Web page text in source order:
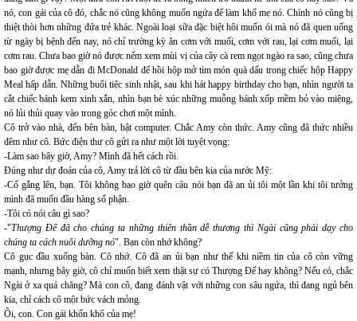
nó, con gái của cô đó, chắc nó cũng không muốn ngứa để làm khổ mẹ nó. Chính nó cũng bị
thiệt thòi hơn những đứa trẻ khác. Ngoài loại sữa đặc biệt hôi muốn ói mà nó đã quen uống
từ ngày bị bệnh đến nay, nó chỉ trường kỳ ăn cơm với muối, cơm với rau, lại cơm muối, lại
cơm rau. Chưa bao giờ nó được nếm xem mùi vị của cây cà rem ngọt ngào ra sao, cũng chưa
bao giờ được mẹ dẫn đi McDonald để hồi hộp mở tìm món quà dấu trong chiếc hộp Happy
Meal hấp dẫn. Những buổi tiệc sinh nhật, sau khi hát happy birthday cho bạn, nhìn người ta
cắt chiếc bánh kem xinh xắn, nhìn bạn bè xúc những muỗng bánh xốp mềm bỏ vào miệng,
nó lủi thủi quay vào trong góc chơi một mình.
Cô trở vào nhà, đến bên bàn, bật computer. Chắc Amy còn thức. Amy cũng đã thức nhiều
đêm như cô. Bức điện thư cô gửi ra như một lời tuyệt vọng:
-Làm sao bây giờ, Amy? Mình đã hết cách rồi.
Đúng như dự đoán của cô, Amy trả lời cô từ đầu bên kia của nước Mỹ:
-Cố gắng lên, bạn. Tôi không bao giờ quên câu nói bạn đã an ủi tôi một lần khi tôi tưởng
mình đã muốn đầu hàng số phận.
-Tôi có nói câu gì sao?
-"Thượng Đế đã cho chúng ta những thiên thần dễ thương thì Ngài cũng phải dạy cho
chúng ta cách nuôi dưỡng nó". Bạn còn nhớ không?
Cô gục đầu xuống bàn. Cô nhớ. Cô đã an ủi bạn như thế khi niềm tin của cô còn vững
mạnh, nhưng bây giờ, cô chỉ muốn biết xem thật sự có Thượng Đế hay không? Nếu có, chắc
Ngài ở xa quá chăng? Mà con cô, đang đánh vật với những con sâu ngứa, thì đang ngủ bên
kia, chỉ cách cô một bức vách mỏng.
Ôi, con. Con gái khốn khổ của mẹ!